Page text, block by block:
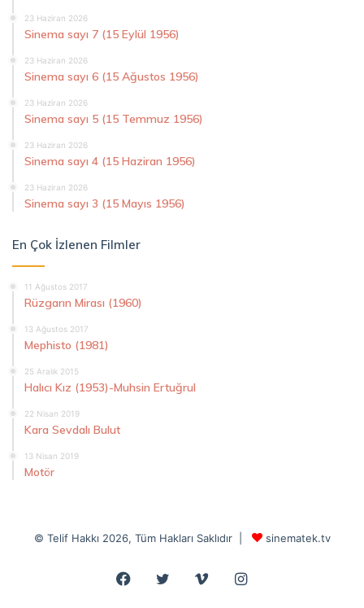
23 Haziran 2026
Sinema sayı 7 (15 Eylül 1956)
23 Haziran 2026
Sinema sayı 6 (15 Ağustos 1956)
23 Haziran 2026
Sinema sayı 5 (15 Temmuz 1956)
23 Haziran 2026
Sinema sayı 4 (15 Haziran 1956)
23 Haziran 2026
Sinema sayı 3 (15 Mayıs 1956)
En Çok İzlenen Filmler
11 Ağustos 2017
Rüzgarın Mirası (1960)
13 Ağustos 2017
Mephisto (1981)
25 Aralık 2015
Halıcı Kız (1953)-Muhsin Ertuğrul
22 Nisan 2019
Kara Sevdalı Bulut
13 Nisan 2019
Motör
© Telif Hakkı 2026, Tüm Hakları Saklıdır | sinematek.tv
Facebook
Twitter VimeoInstagram